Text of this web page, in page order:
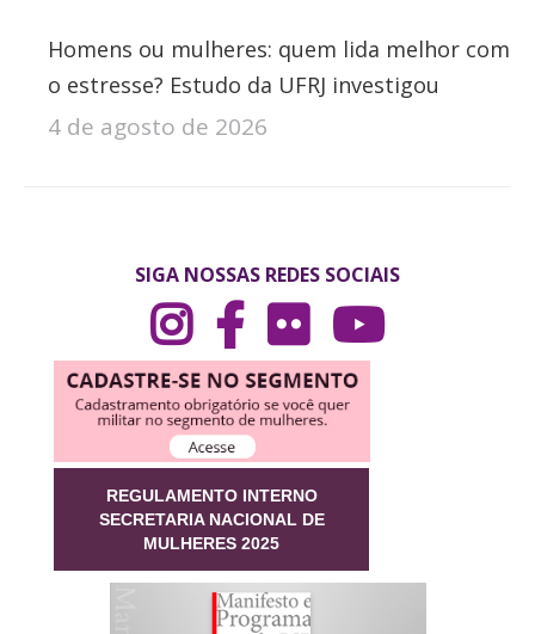
Homens ou mulheres: quem lida melhor com
o estresse? Estudo da UFRJ investigou
4 de agosto de 2026
SIGA NOSSAS REDES SOCIAIS
REGULAMENTO INTERNO
SECRETARIA NACIONAL DE
MULHERES 2025